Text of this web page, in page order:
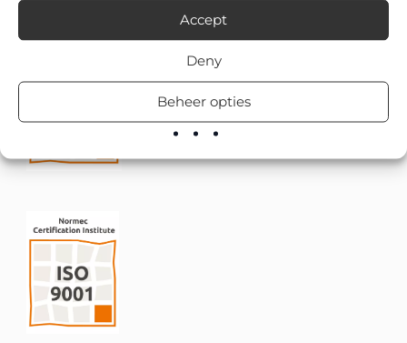
Accept
Deny
Beheer opties